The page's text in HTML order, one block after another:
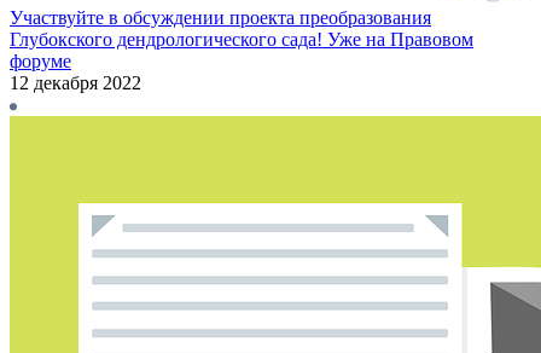
Участвуйте в обсуждении проекта преобразования
Глубокского дендрологического сада! Уже на Правовом
форуме
12 декабря 2022